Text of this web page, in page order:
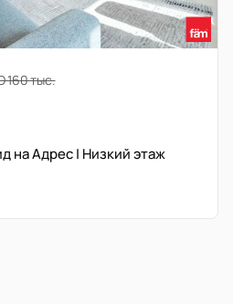
160 тыс.
на Адрес | Низкий этаж